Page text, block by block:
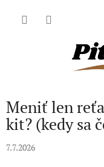
Meniť len
kit? (kedy sa
7.7.2026